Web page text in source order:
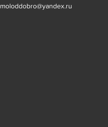
moloddobro@yandex.ru